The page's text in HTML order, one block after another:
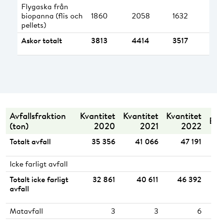
Flygaska från
biopanna (flis och
pellets)
1860 2058 1632
Askor totalt 3813 4414 3517
Avfallsfraktion
(ton)
Kvantitet
2020
Kvantitet
2021
Kvantitet
2022
Totalt avfall 35 356 41 066 47 191
Icke farligt avfall
Totalt icke farligt
avfall
32 861 40 611 46 392
Matavfall 3 3
6